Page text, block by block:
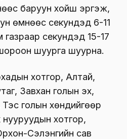
баруун хойш эргэж,
өмнөөс секундэд 6-11
газраар секундэд 15-17
шороон шуурга шуурна.
хотгор, Алтай,
Завхан голын эх,
голын хөндийгөөр
хотгор,
Сэлэнгийн сав